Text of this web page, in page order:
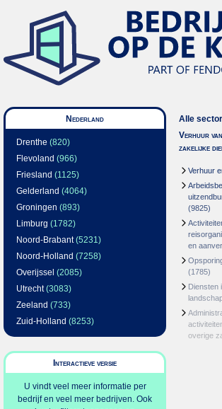
Nederland
Drenthe (820)
Flevoland (966)
Friesland (1125)
Gelderland (4064)
Groningen (893)
Limburg (1782)
Noord-Brabant(5231)
Noord-Holland (7258)
Overijssel (2085)
Utrecht(3083)
Zeeland (733)
Zuid-Holland (8253)
Interactieve versie
U vindt veel meer informatie per
bedrijf en veel meer bedrijven. Ook
Alle
Verhuur
zakelijke
Verhuur
(9825)
en
(1785)
Diensten
overige